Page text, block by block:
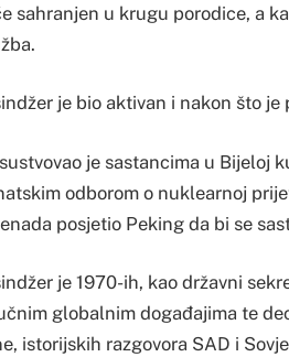
sahranjen u krugu porodice, a
je bio aktivan i nakon što
je sastancima u Bijeloj
odborom o nuklearnoj
posjetio Peking da bi se
je 1970-ih, kao državni
globalnim događajima te
istorijskih razgovora SAD i